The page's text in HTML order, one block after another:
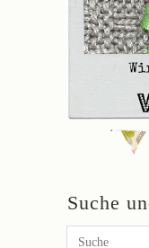
Suche